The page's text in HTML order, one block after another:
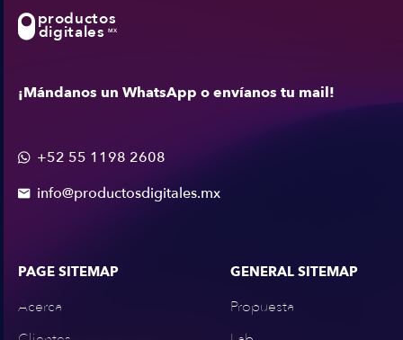
productos
digitales MX
¡Mándanos un WhatsApp o envíanos tu mail!
 +52 55 1198 2608
 info@productosdigitales.mx
PAGE SITEMAP
Acerca
GENERAL SITEMAP
Propuesta